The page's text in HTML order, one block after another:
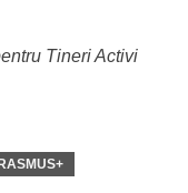
Tineri Activi